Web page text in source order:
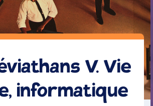
V. Vie
informatique